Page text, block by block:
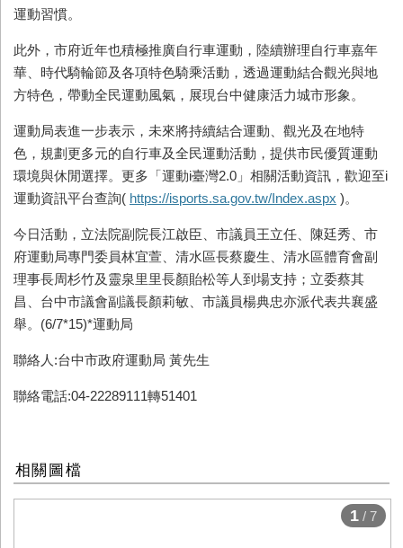
運動習慣。
此外，市府近年也積極推廣自行車運動，陸續辦理自行車嘉年
華、時代騎輪節及各項特色騎乘活動，透過運動結合觀光與地
方特色，帶動全民運動風氣，展現台中健康活力城市形象。
運動局表進一步表示，未來將持續結合運動、觀光及在地特
色，規劃更多元的自行車及全民運動活動，提供市民優質運動
環境與休閒選擇。更多「運動i臺灣2.0」相關活動資訊，歡迎至i
運動資訊平台查詢( https://isports.sa.gov.tw/Index.aspx )。
今日活動，立法院副院長江啟臣、市議員王立任、陳廷秀、市
府運動局專門委員林宜萱、清水區長蔡慶生、清水區體育會副
理事長周杉竹及靈泉里里長顏貽松等人到場支持；立委蔡其
昌、台中市議會副議長顏莉敏、市議員楊典忠亦派代表共襄盛
舉。(6/7*15)*運動局
聯絡人:台中市政府運動局 黃先生
聯絡電話:04-22289111轉51401
相關圖檔
1 / 7